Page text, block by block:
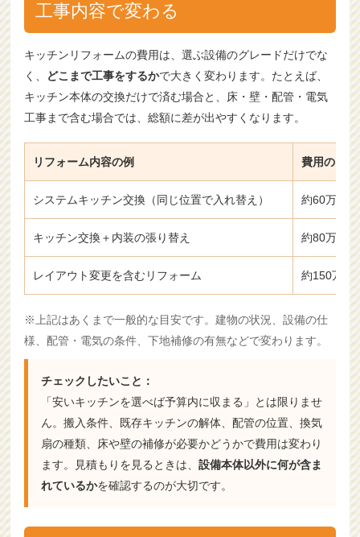
工事内容で変わる
キッチンリフォームの費用は、選ぶ設備のグレードだけでな
く、
どこまで工事をするかで大きく変わります。たとえば、
キッチン本体の交換だけで済む場合と、床・壁・配管・電気
工事まで含む場合では、総額に差が出やすくなります。
リフォーム内容の例 費用の目安
システムキッチン交換（同じ位置で入れ替え） 約60万～
キッチン交換＋内装の張り替え 約80万～
レイアウト変更を含むリフォーム 約150万～
※上記はあくまで一般的な目安です。建物の状況、設備の仕
様、配管・電気の条件、下地補修の有無などで変わります。
チェックしたいこと：
「安いキッチンを選べば予算内に収まる」とは限りませ
ん。搬入条件、既存キッチンの解体、配管の位置、換気
扇の種類、床や壁の補修が必要かどうかで費用は変わり
ます。見積もりを見るときは、設備本体以外に何が含ま
れているかを確認するのが大切です。